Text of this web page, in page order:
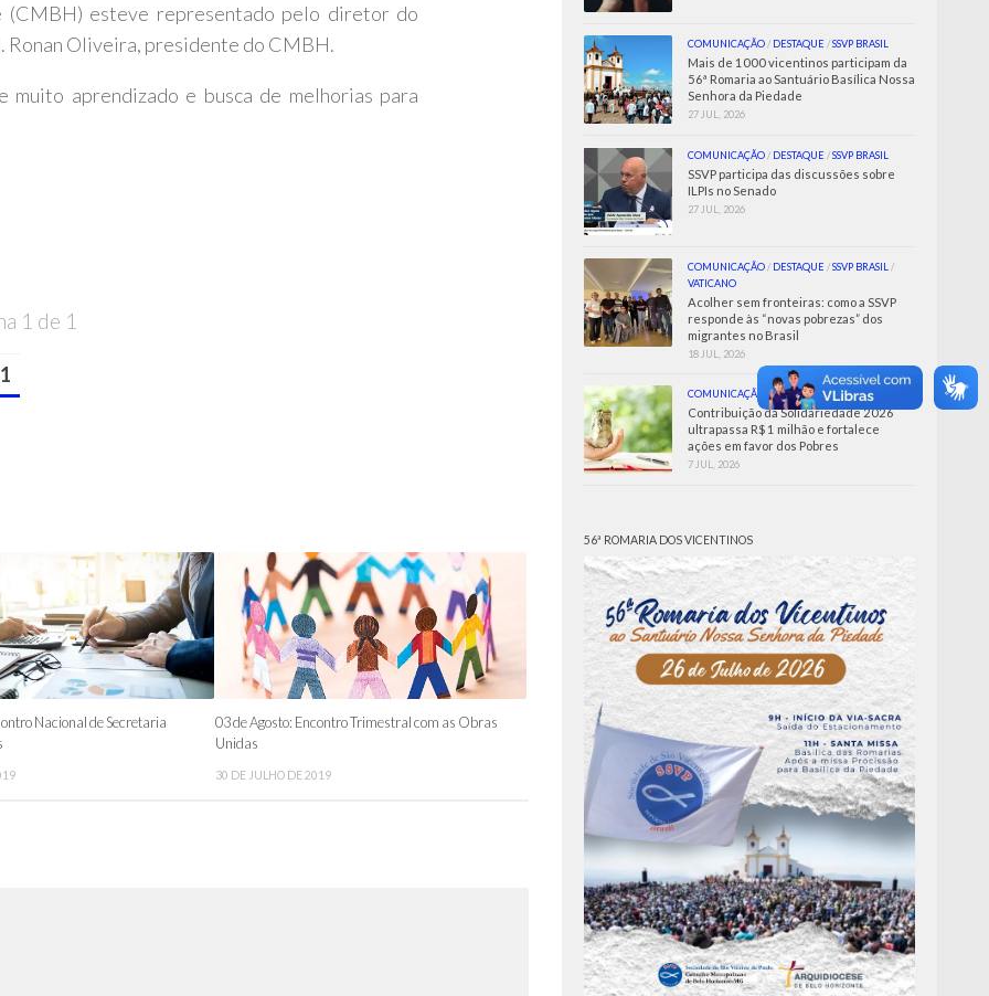
esteve representado pelo diretor do
Ronan Oliveira, presidente do CMBH.
muito aprendizado e busca de melhorias para
1 de 1
1
Nacional de Secretaria
03 de Agosto: Encontro Trimestral com as Obras
Unidas
30 DE JULHO DE 2019
COMUNICAÇÃO / DESTAQUE /SSVP BRASIL
Mais de 1000 vicentinos participam da
56ª Romaria ao Santuário Basílica Nossa
Senhora da Piedade
27 JUL, 2026
COMUNICAÇÃO / DESTAQUE /SSVP BRASIL
SSVP participa das discussões sobre
ILPIs no Senado
27 JUL, 2026
COMUNICAÇÃO / DESTAQUE /SSVP BRASIL /
VATICANO
Acolher sem fronteiras: como a SSVP
responde às “novas pobrezas” dos
migrantes no Brasil
18 JUL, 2026
COMUNICAÇÃO /SSVP BRASIL
Contribuição da Solidariedade 2026
ultrapassa R$ 1 milhão e fortalece
ações em favor dos Pobres
7 JUL, 2026
56ª ROMARIA DOS VICENTINOS